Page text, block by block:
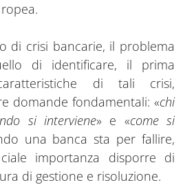
di crisi bancarie, il problema
di identificare, il prima
di tali crisi,
domande fondamentali: «chi
si interviene» e «come si
una banca sta per fallire,
importanza disporre di
di gestione e risoluzione.